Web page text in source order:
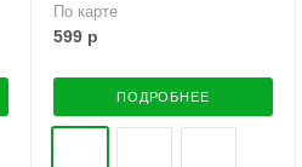
По карте
599р
ПОДРОБНЕЕ